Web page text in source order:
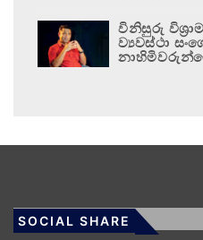
විනිසුරු
ව්‍යවස්ථා
SOCIAL SHARE